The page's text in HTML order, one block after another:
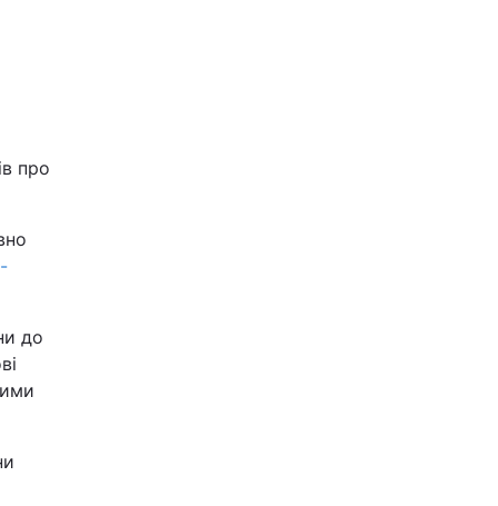
про
до